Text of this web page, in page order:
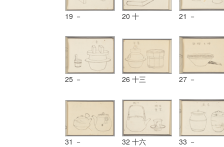
19 － 20 十 21 －
25 － 26 十三 27 －
31 － 32 十六 33 －